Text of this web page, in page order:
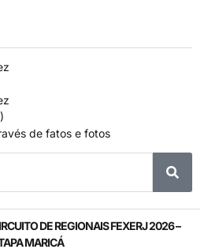
de fatos e fotos
DE REGIONAIS FEXERJ 2026 –
MARICÁ